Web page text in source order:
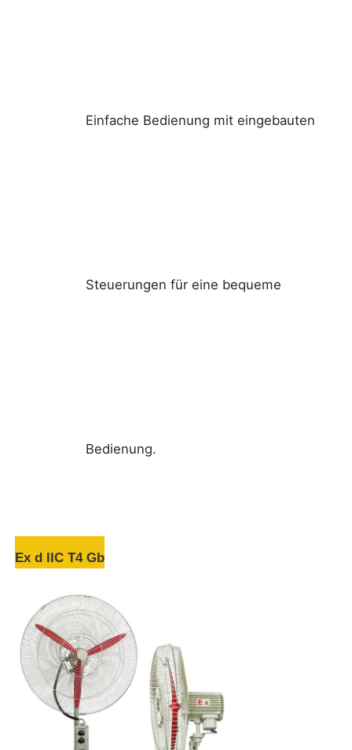
Einfache Bedienung mit eingebauten
Steuerungen für eine bequeme
Bedienung.
Ex d IIC T4 Gb